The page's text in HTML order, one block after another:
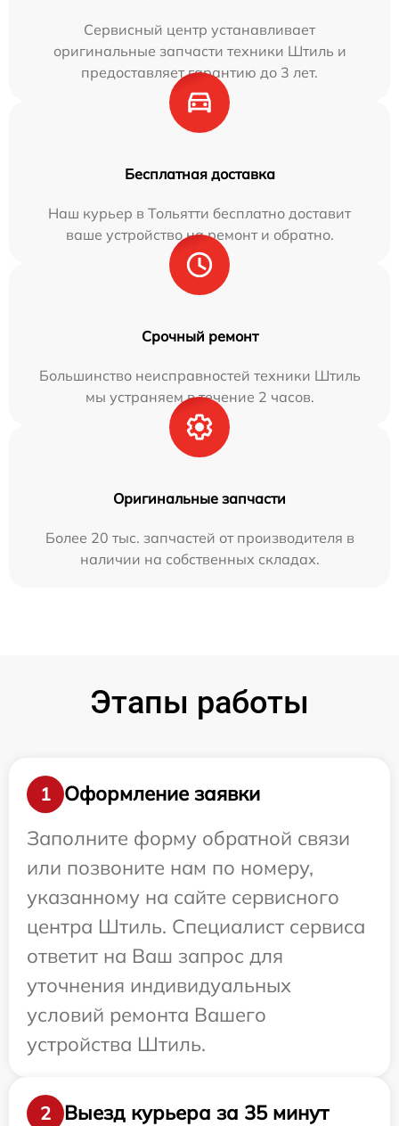
Сервисный центр устанавливает
оригинальные запчасти техники Штиль и
предоставляет гарантию до 3 лет.
Бесплатная доставка
Наш курьер в Тольятти бесплатно доставит
ваше устройство на ремонт и обратно.
Срочный ремонт
Большинство неисправностей техники Штиль
мы устраняем в течение 2 часов.
Оригинальные запчасти
Более 20 тыс. запчастей от производителя в
наличии на собственных складах.
Этапы работы
1
Оформление заявки
Заполните форму обратной связи
или позвоните нам по номеру,
указанному на сайте сервисного
центра Штиль. Специалист сервиса
ответит на Ваш запрос для
уточнения индивидуальных
условий ремонта Вашего
устройства Штиль.
2 Выезд курьера за 35 минут